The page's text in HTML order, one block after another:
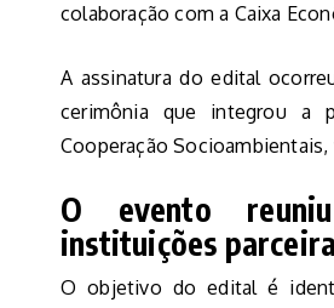
colaboração com a Caixa
A assinatura do edital
cerimônia que integrou a
Cooperação
O evento
instituições
O objetivo do edital é